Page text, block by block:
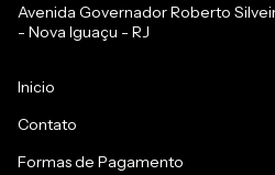
Avenida Governador Roberto
- Nova Iguaçu - RJ
Inicio
Contato
Formas de Pagamento